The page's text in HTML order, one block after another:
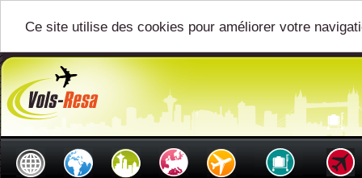
Ce site utilise des cookies pour améliorer votre